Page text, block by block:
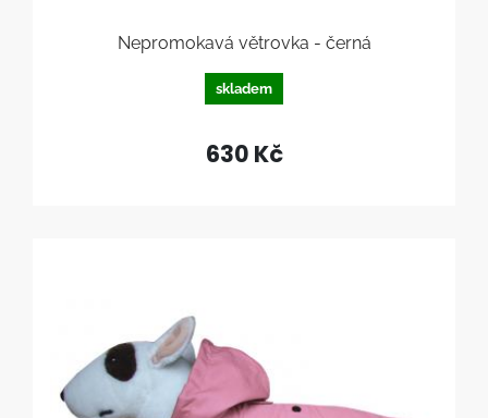
Nepromokavá větrovka - černá
skladem
630 Kč